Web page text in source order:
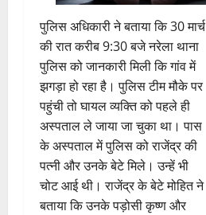
पुलिस अधिकारी ने बताया कि 30 मार्च
की रात करीब 9:30 बजे नरेला थाना
पुलिस को जानकारी मिली कि गांव में
झगड़ा हो रहा है। पुलिस टीम मौके पर
पहुंची तो घायल व्यक्ति को पहले ही
अस्पताल ले जाया जा चुका था। पास
के अस्पताल में पुलिस को राजेंद्र की
पत्नी और उनके बेटे मिले। उन्हें भी
चोट आई थी। राजेंद्र के बेटे मोहित ने
बताया कि उनके पड़ोसी कृष्ण और